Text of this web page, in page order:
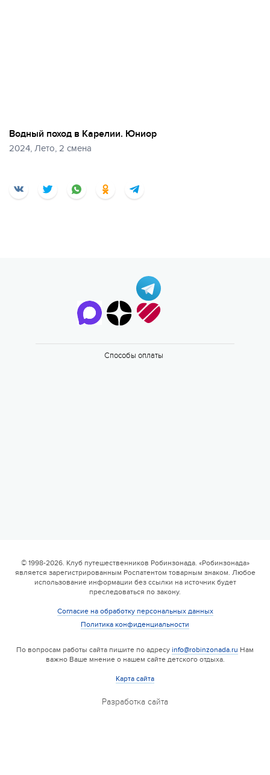
Водный поход в Карелии. Юниор
2024, Лето, 2 смена
Способы оплаты
© 1998-2026. Клуб путешественников Робинзонада. «Робинзонада»
является зарегистрированным Роспатентом товарным знаком. Любое
использование информации без ссылки на источник будет
преследоваться по закону.
Согласие на обработку персональных данных
Политика конфиденциальности
По вопросам работы сайта пишите по адресу info@robinzonada.ru Нам
важно Ваше мнение о нашем сайте детского отдыха.
Карта сайта
Разработка сайта